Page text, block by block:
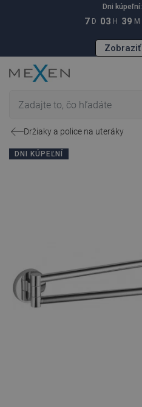
Dni kúpeľní:
7 D 03 H 38 M
Zobraziť
Držiaky a police na uteráky
DNI KÚPEĽNÍ